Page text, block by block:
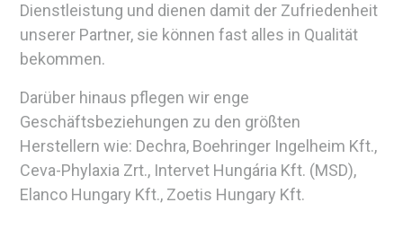
Dienstleistung und dienen damit der Zufriedenheit
unserer Partner, sie können fast alles in Qualität
bekommen.
Darüber hinaus pflegen wir enge
Geschäftsbeziehungen zu den größten
Herstellern wie: Dechra, Boehringer Ingelheim Kft.,
Ceva-Phylaxia Zrt., Intervet Hungária Kft. (MSD),
Elanco Hungary Kft., Zoetis Hungary Kft.